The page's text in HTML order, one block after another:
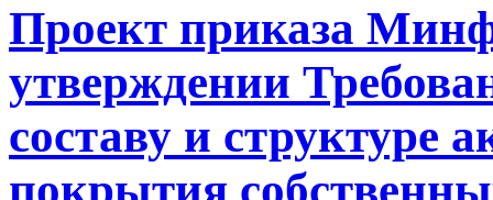
Проект приказа
утверждении
составу и структуре
покрытия